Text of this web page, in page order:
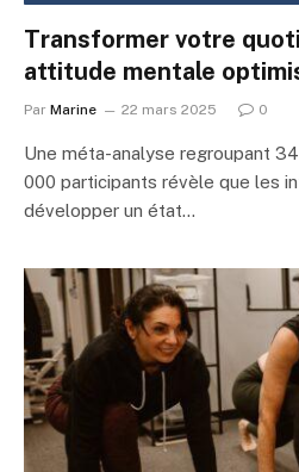
Transformer votre
attitude mentale
Par Marine 22 mars 2025 0
Une méta-analyse regroupant
000 participants révèle que les
développer un état…